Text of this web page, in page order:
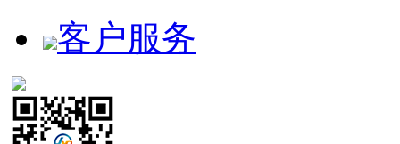
客户服务